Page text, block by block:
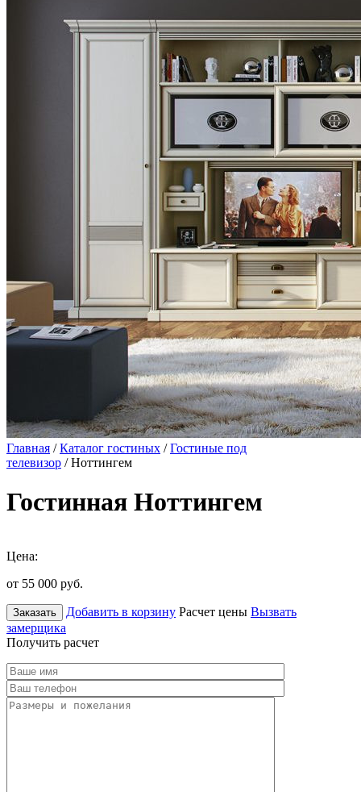
Главная /Каталог гостиных /Гостиные под
телевизор / Ноттингем
Гостинная Ноттингем
Цена:
от 55 000 руб.
Заказать Добавить в корзину Расчет цены Вызвать
замерщика
Получить расчет